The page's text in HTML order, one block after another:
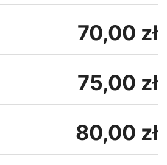
70,00 zł
75,00 zł
80,00 zł